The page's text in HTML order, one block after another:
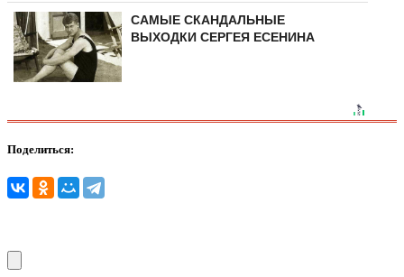
САМЫЕ СКАНДАЛЬНЫЕ
ВЫХОДКИ СЕРГЕЯ ЕСЕНИНА
Поделиться: